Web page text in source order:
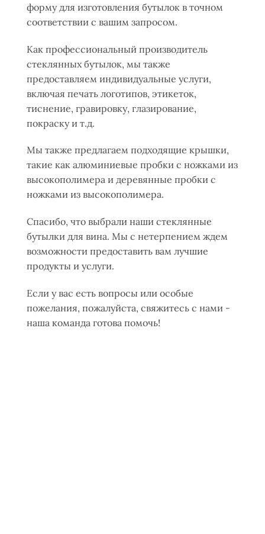
форму для изготовления бутылок в точном
соответствии с вашим запросом.
Как профессиональный производитель
стеклянных бутылок, мы также
предоставляем индивидуальные услуги,
включая печать логотипов, этикеток,
тиснение, гравировку, глазирование,
покраску и т.д.
Мы также предлагаем подходящие крышки,
такие как алюминиевые пробки с ножками из
высокополимера и деревянные пробки с
ножками из высокополимера.
Спасибо, что выбрали наши стеклянные
бутылки для вина. Мы с нетерпением ждем
возможности предоставить вам лучшие
продукты и услуги.
Если у вас есть вопросы или особые
пожелания, пожалуйста, свяжитесь с нами -
наша команда готова помочь!